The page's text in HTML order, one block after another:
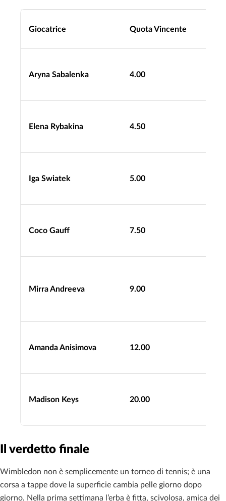
Giocatrice Quota Vincente
Aryna Sabalenka 4.00
Elena Rybakina 4.50
Iga Swiatek 5.00
Coco Gauff 7.50
Mirra Andreeva 9.00
Amanda Anisimova 12.00
Madison Keys 20.00
Il verdetto finale
Wimbledon non è semplicemente un torneo di tennis; è una
corsa a tappe dove la superficie cambia pelle giorno dopo
giorno. Nella prima settimana l’erba è fitta, scivolosa, amica dei